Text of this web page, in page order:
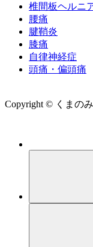
椎間板ヘルニ
腰痛
腱鞘炎
膝痛
自律神経症
頭痛・偏頭痛
Copyright © くまの